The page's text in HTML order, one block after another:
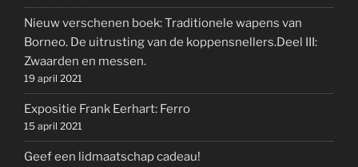
Nieuw verschenen boek: Traditionele wapens van
Borneo. De uitrusting van de koppensnellers.Deel III:
Zwaarden en messen.
19 april 2021
Expositie Frank Eerhart: Ferro
15 april 2021
Geef een lidmaatschap cadeau!